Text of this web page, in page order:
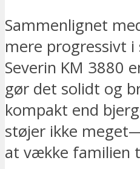
Sammenlignet
mere progressivt
Severin KM 3880
gør det solidt og
kompakt end
støjer ikke
at vække familien